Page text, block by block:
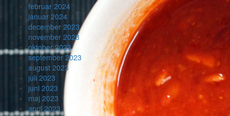
februar 2024
januar 2024
december 2023
november 2023
oktober 2023
september 2023
august 2023
juli 2023
juni 2023
maj 2023
april 2023